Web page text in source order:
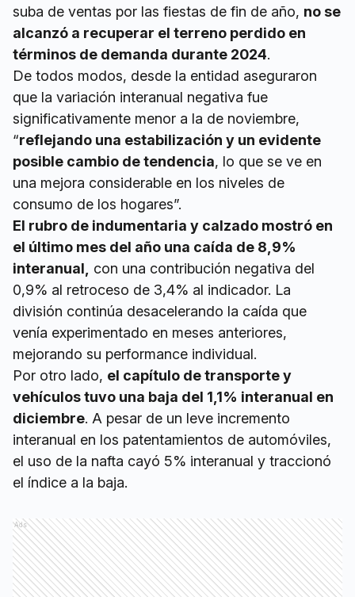
suba de ventas por las fiestas de fin de año, no se
alcanzó a recuperar el terreno perdido en
términos de demanda durante 2024.
De todos modos, desde la entidad aseguraron
que la variación interanual negativa fue
significativamente menor a la de noviembre,
“reflejando una estabilización y un evidente
posible cambio de tendencia, lo que se ve en
una mejora considerable en los niveles de
consumo de los hogares”.
El rubro de indumentaria y calzado mostró en
el último mes del año una caída de 8,9%
interanual,
con una contribución negativa del
0,9% al retroceso de 3,4% al indicador. La
división continúa desacelerando la caída que
venía experimentado en meses anteriores,
mejorando su performance individual.
Por otro lado, el capítulo de transporte y
vehículos tuvo una baja del 1,1% interanual en
diciembre. A pesar de un leve incremento
interanual en los patentamientos de automóviles,
el uso de la nafta cayó 5% interanual y traccionó
el índice a la baja.
Ads